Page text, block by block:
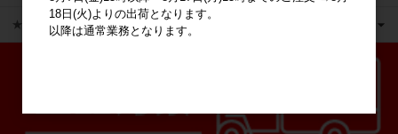
★ピックアップ
18日(火)よりの出荷となります。
以降は通常業務となります。